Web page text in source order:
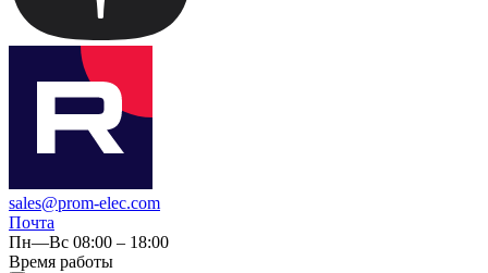
sales@prom-elec.com
Почта
Пн—Вс 08:00 – 18:00
Время работы